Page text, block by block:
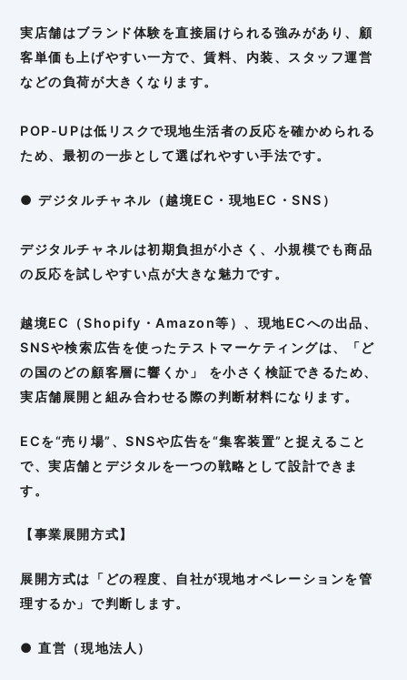
実店舗はブランド体験を直接届けられる強みがあり、顧
客単価も上げやすい一方で、賃料、内装、スタッフ運営
などの負荷が大きくなります。
POP-UPは低リスクで現地生活者の反応を確かめられる
ため、最初の一歩として選ばれやすい手法です。
● デジタルチャネル（越境EC・現地EC・SNS）
デジタルチャネルは初期負担が小さく、小規模でも商品
の反応を試しやすい点が大きな魅力です。
越境EC（Shopify・Amazon等）、現地ECへの出品、
SNSや検索広告を使ったテストマーケティングは、「ど
の国のどの顧客層に響くか」 を小さく検証できるため、
実店舗展開と組み合わせる際の判断材料になります。
ECを“売り場”、SNSや広告を“集客装置”と捉えること
で、実店舗とデジタルを一つの戦略として設計できま
す。
【事業展開方式】
展開方式は「どの程度、自社が現地オペレーションを管
理するか」で判断します。
● 直営（現地法人）